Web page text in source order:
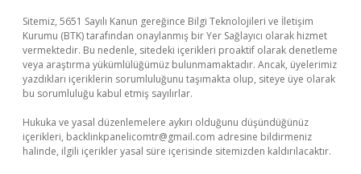
Sitemiz, 5651 Sayılı Kanun gereğince Bilgi Teknolojileri ve İletişim
Kurumu (BTK) tarafından onaylanmış bir Yer Sağlayıcı olarak hizmet
vermektedir. Bu nedenle, sitedeki içerikleri proaktif olarak denetleme
veya araştırma yükümlülüğümüz bulunmamaktadır. Ancak, üyelerimiz
yazdıkları içeriklerin sorumluluğunu taşımakta olup, siteye üye olarak
bu sorumluluğu kabul etmiş sayılırlar.
Hukuka ve yasal düzenlemelere aykırı olduğunu düşündüğünüz
içerikleri, backlinkpanelicomtr@gmail.com adresine bildirmeniz
halinde, ilgili içerikler yasal süre içerisinde sitemizden kaldırılacaktır.